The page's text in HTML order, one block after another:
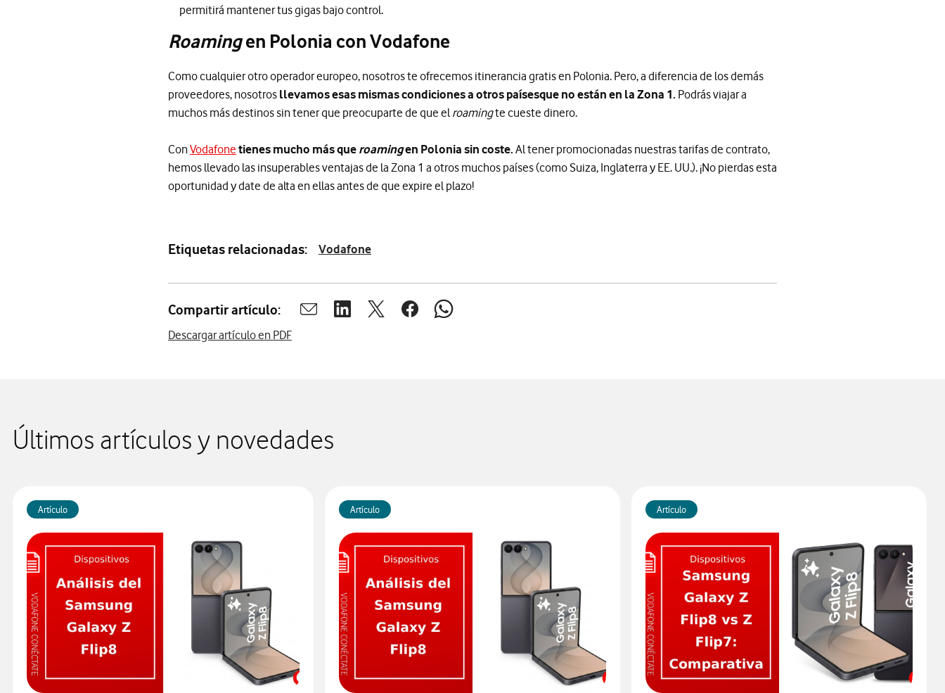
permitirá mantener tus gigas bajo control.
Roamingen Polonia con Vodafone
Como cualquier otro operador europeo, nosotros te ofrecemos itinerancia gratis en Polonia. Pero, a diferencia de los demás
proveedores, nosotros llevamos esas mismas condiciones a otros paísesque no están en la Zona 1. Podrás viajar a
muchos más destinos sin tener que preocuparte de que elroamingte cueste dinero.
ConVodafone tienes mucho más que roamingen Polonia sin coste. Al tener promocionadas nuestras tarifas de contrato,
hemos llevado las insuperables ventajas de la Zona 1 a otros muchos países (como Suiza, Inglaterra y EE. UU.). ¡No pierdas esta
oportunidad y date de alta en ellas antes de que expire el plazo!
Etiquetas relacionadas: Vodafone
Compartir artículo: Abrir ventana para compartir en mail
Abrir ventana para compartir en linkedin
Abrir ventana para compartir en twitter
Abrir ventana para compartir en facebook
Abrir ventana para compartir en whatsapp
Descargar artículo en PDF
Últimos artículos y novedades
Artículo Artículo Artículo